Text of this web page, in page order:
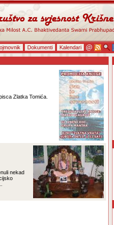
Dokumenti Kalendari
Zlatka Tomića.
nekad